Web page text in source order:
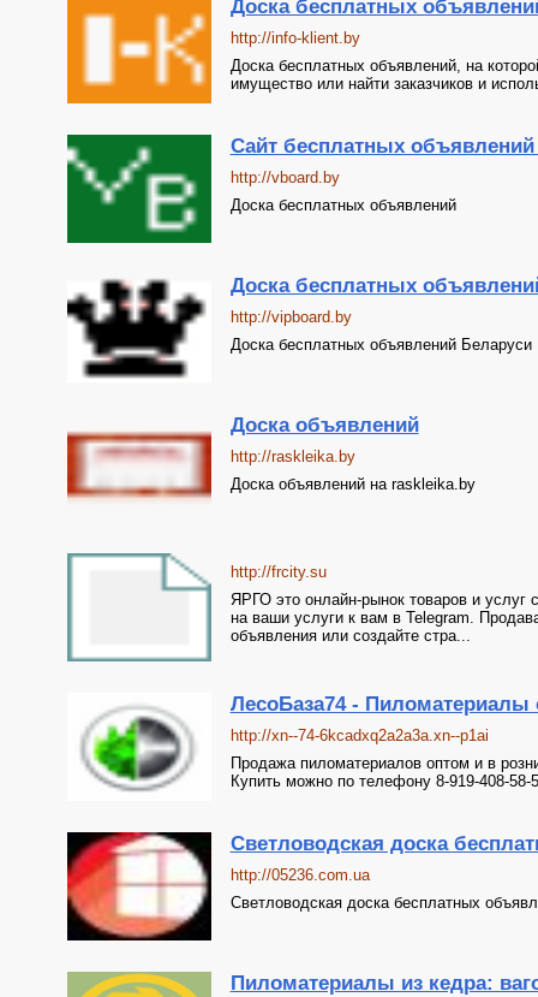
Доска бесплатных
http://info-klient.by
Доска бесплатных объявлений, на
имущество или найти заказчиков и
Сайт бесплатных
http://vboard.by
Доска бесплатных объявлений
Доска бесплатных
http://vipboard.by
Доска бесплатных объявлений Беларуси
Доска объявлений
http://raskleika.by
Доска объявлений на raskleika.by
http://frcity.su
ЯРГО это онлайн-рынок товаров и услуг
на ваши услуги к вам в Telegram.
объявления или создайте стра...
ЛесоБаза74 - Пиломатериалы
http://xn--74-6kcadxq2a2a3a.xn--p1ai
Продажа пиломатериалов оптом и в
Купить можно по телефону 8-919-408-58-
Светловодская доска
http://05236.com.ua
Светловодская доска бесплатных
Пиломатериалы из кедра: